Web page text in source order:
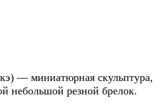
) — миниатюрная скульптура,
небольшой резной брелок.